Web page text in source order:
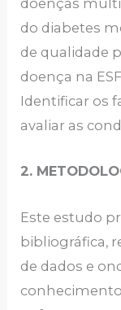
doenças
do diabetes
de qualidade
doença na
Identificar os
avaliar as
2.
Este estudo
bibliográfica,
de dados e